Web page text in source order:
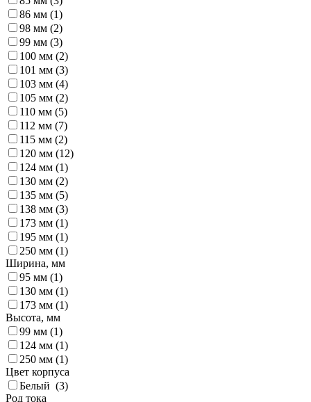
86 мм (1)
98 мм (2)
99 мм (3)
100 мм (2)
101 мм (3)
103 мм (4)
105 мм (2)
110 мм (5)
112 мм (7)
115 мм (2)
120 мм (12)
124 мм (1)
130 мм (2)
135 мм (5)
138 мм (3)
173 мм (1)
195 мм (1)
250 мм (1)
Ширина, мм
95 мм (1)
130 мм (1)
173 мм (1)
Высота, мм
99 мм (1)
124 мм (1)
250 мм (1)
Цвет корпуса
Белый (3)
Род тока